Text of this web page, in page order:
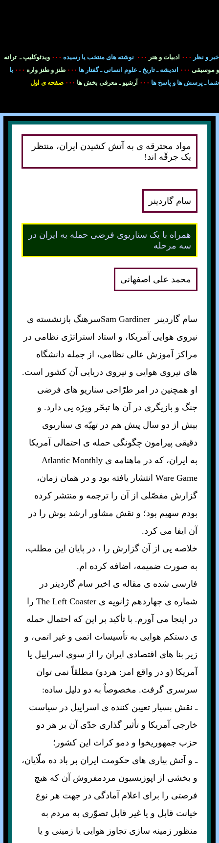
خبر و نظر ۰۰۰ ادبيات و هنر ۰۰۰ نوشته های منتخب يا رسيده ۰۰۰ ويدئوکليپ ـ ترانه
و موسيقی ۰۰۰ انديشه ـ تاريخ ـ علوم انسانی ـ گفتار ها ۰۰۰ طنز و طنز واره ۰۰۰ با
شما ـ پرسش ها و پاسخ ها ۰۰۰ آرشيو ـ معرفی بخش ها ۰۰۰ صفحه ی اول
مواد محترقه ی به آتش کشيدن ايران، منتظر
يک جرقّه اند!
سام گاردينر
همراه با يک سناریوی فرضی حمله به ايران در
سه مرحله
محمد علی اصفهانی
سام گاردينر Sam Gardinerسرهنگ بازنشسته ی
نيروی هوايی آمريکا، و استاد استراتژی نظامی در
مراکز آموزش عالی نظامی، از جمله دانشگاه
های نيروی هوايی و نيروی دريايی آن کشور است.
او همچنين در امر طرّاحی سناريو های فرضی
جنگ و بازيگری در آن ها تبحّر ويژه يی دارد. و
بيش از دو سال پيش هم در تهيّه ی سناريوی
دقيقی پيرامون چگونگی حمله ی احتمالی آمريکا
به ايران، که در ماهنامه ی Atlantic Monthly
Ware Game انتشار يافته بود و در همان زمان،
گزارش مفصّلی از آن را ترجمه و منتشر کرده
بودم سهيم بود؛ و نقش مشاور ارشد بوش را در
آن ايفا می کرد.
خلاصه يی از آن گزارش را ، در پايان اين مطلب،
به صورت ضميمه، اضافه کرده ام.
فارسی شده ی مقاله ی اخير سام گاردينر در
شماره ی چهاردهم ژانويه ی The Left Coaster را
در اينجا می آورم. با تأکيد بر اين که احتمال حمله
ی دستکم هوايی به تأسيسات اتمی و غير اتمی، و
زير بنا های اقتصادی ايران را از سوی اسراييل يا
آمريکا (و در واقع امر: هردو) مطلقاً نمی توان
سرسری گرفت. مخصوصاٌ به دو دليل ساده:
ـ نقش بسيار تعيين کننده ی اسراييل در سياست
خارجی آمريکا و تأثير گذاری جدّی آن بر هر دو
حزب جمهوريخوا و دمو کرات اين کشور؛
ـ و آتش بياری های حکومت ايران بر باد ده ملّايان،
و بخشی از اپوزيسيون مردمفروش آن که هيچ
فرصتی را برای اعلام آمادگی در جهت هر نوع
خيانت قابل و يا غير قابل تصوّری به مردم به
منظور زمينه سازی تجاوز هوايی يا زمينی و يا